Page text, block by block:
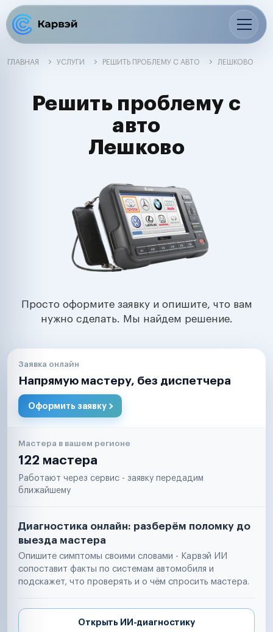
ГЛАВНАЯ УСЛУГИ РЕШИТЬ ПРОБЛЕМУ С АВТО ЛЕШКОВО
Решить проблему с
авто
Лешково
Просто оформите заявку и опишите, что вам
нужно сделать. Мы найдем решение.
Заявка онлайн
Напрямую мастеру, без диспетчера
Оформить заявку
Мастера в вашем регионе
122 мастера
Работают через сервис - заявку передадим
ближайшему
Диагностика онлайн: разберём поломку до
выезда мастера
Опишите симптомы своими словами - Карвэй ИИ
сопоставит факты по системам автомобиля и
подскажет, что проверять и о чём спросить мастера.
Открыть ИИ-диагностику